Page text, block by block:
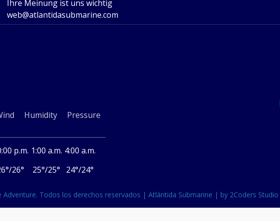
Ihre Meinung ist uns wichtig
web@atlantidasubmarine.com
Humidity Pressure
p.m.
°/26°
1:00 a.m.
25°/25°
4:00 a.m.
24°/24°
Adventure. Todos los derechos reservados | Atlántida Submarine | by 2Coders Studio